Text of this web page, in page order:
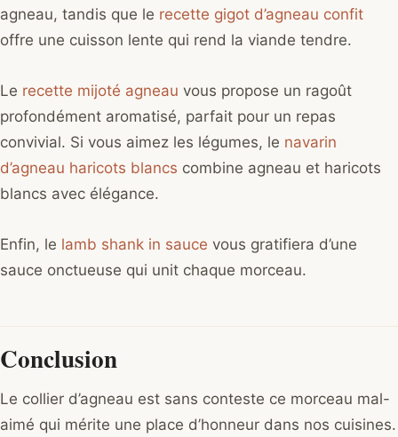
agneau, tandis que le recette gigot d’agneau confit
offre une cuisson lente qui rend la viande tendre.
Le recette mijoté agneau vous propose un ragoût
profondément aromatisé, parfait pour un repas
convivial. Si vous aimez les légumes, le navarin
d’agneau haricots blancs combine agneau et haricots
blancs avec élégance.
Enfin, le lamb shank in sauce vous gratifiera d’une
sauce onctueuse qui unit chaque morceau.
Conclusion
Le collier d’agneau est sans conteste ce morceau mal-
aimé qui mérite une place d’honneur dans nos cuisines.